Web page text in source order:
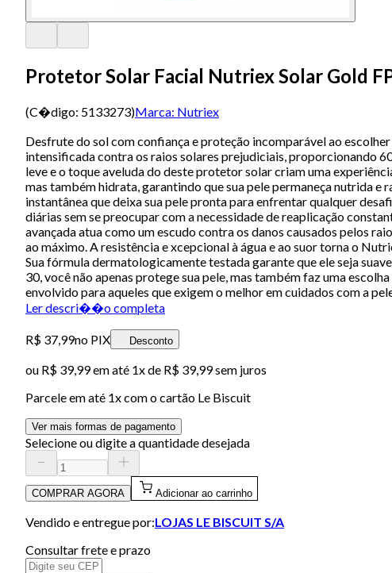
Protetor Solar Facial Nutriex Solar Gold
(C�digo: 5133273)Marca: Nutriex
Desfrute do sol com confiança e proteção incomparável ao
intensificada contra os raios solares prejudiciais, proporcionando
leve e o toque aveluda do deste protetor solar criam uma
mas também hidrata, garantindo que sua pele permaneça nutrida e
instantânea que deixa sua pele pronta para enfrentar qualquer
diárias sem se preocupar com a necessidade de reaplicação
avançada atua como um escudo contra os danos causados pelos
ao máximo. A resistência e xcepcional à água e ao suor torna o
Sua fórmula dermatologicamente testada garante que ele seja
30, você não apenas protege sua pele, mas também faz uma
envolvido para aqueles que exigem o melhor em cuidados com a
Ler descri��o completa
R$ 37,99no PIX Desconto
ou R$ 39,99em até 1x de R$ 39,99sem juros
Parcele em até 1x com o cartão Le Biscuit
Ver mais formas de pagamento
Selecione ou digite a quantidade desejada
COMPRAR AGORA Adicionar ao carrinho
Vendido e entregue por:LOJAS LE BISCUIT S/A
Consultar frete e prazo